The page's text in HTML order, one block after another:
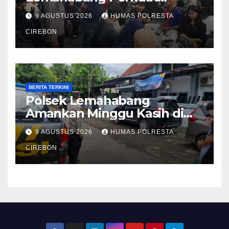
Kedekatan dengan Warga,
Cegah Gangguan Kamtibmas
9 AGUSTUS 2026 HUMAS POLRESTA
CIREBON
BERITA TERKINI
Polsek Lemahabang
Amankan Minggu Kasih di
GKI Sindanglaut, Wujud
Kehadiran Polri Jaga
Kerukunan
9 AGUSTUS 2026 HUMAS POLRESTA
CIREBON